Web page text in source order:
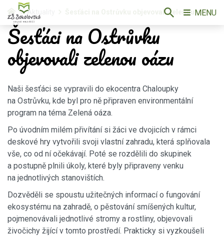
Aktuality Šesťáci na Ostrůvku objevovali zelenou oázu
Šesťáci na Ostrůvku
objevovali zelenou oázu
Naši šesťáci se vypravili do ekocentra Chaloupky
na Ostrůvku, kde byl pro ně připraven environmentální
program na téma Zelená oáza.
Po úvodním milém přivítání si žáci ve dvojicích v rámci
deskové hry vytvořili svoji vlastní zahradu, která splňovala
vše, co od ní očekávají. Poté se rozdělili do skupinek
a postupně plnili úkoly, které byly připraveny venku
na jednotlivých stanovištích.
Dozvěděli se spoustu užitečných informací o fungování
ekosystému na zahradě, o pěstování smíšených kultur,
pojmenovávali jednotlivé stromy a rostliny, objevovali
živočichy žijící v tomto prostředí. Prakticky si vyzkoušeli
MENU